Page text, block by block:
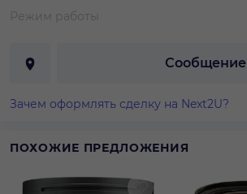
Режим работы
Сообщение
Зачем оформлять сделку на Next2U?
ПОХОЖИЕ ПРЕДЛОЖЕНИЯ